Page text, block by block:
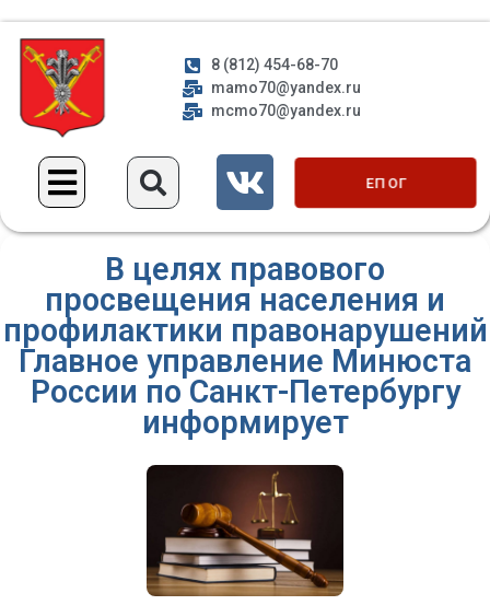
8 (812) 454-68-70
mamo70@yandex.ru
mcmo70@yandex.ru
ЕП ОГ
В целях правового
просвещения населения и
профилактики правонарушений
Главное управление Минюста
России по Санкт-Петербургу
информирует